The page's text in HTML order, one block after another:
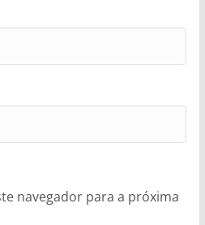
navegador para a próxima